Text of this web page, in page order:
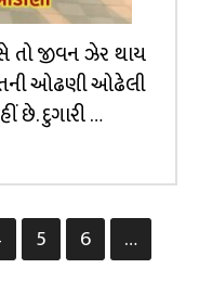
તો જીવન ઝેર થાય
ઓઢણી ઓઢેલી
છે. દુગારી …
5 6
…